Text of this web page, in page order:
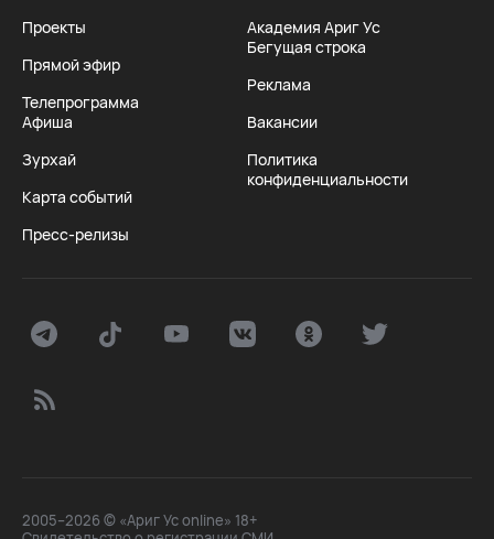
Проекты
Прямой эфир
Телепрограмма
Афиша
Зурхай
Карта событий
Пресс-релизы
Академия Ариг Ус
Бегущая строка
Реклама
Вакансии
Политика
конфиденциальности
2005–2026 © «Ариг Ус online» 18+